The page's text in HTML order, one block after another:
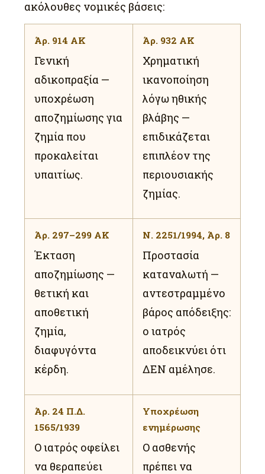
ακόλουθες νομικές βάσεις:
Άρ. 914 ΑΚ
Γενική
αδικοπραξία —
υποχρέωση
αποζημίωσης για
ζημία που
προκαλείται
υπαιτίως.
Άρ. 932 ΑΚ
Χρηματική
ικανοποίηση
λόγω ηθικής
βλάβης —
επιδικάζεται
επιπλέον της
περιουσιακής
ζημίας.
Άρ. 297–299 ΑΚ
Έκταση
αποζημίωσης —
θετική και
αποθετική
ζημία,
διαφυγόντα
κέρδη.
Ν. 2251/1994, Άρ. 8
Προστασία
καταναλωτή —
αντεστραμμένο
βάρος απόδειξης:
ο ιατρός
αποδεικνύει ότι
ΔΕΝ αμέλησε.
Άρ. 24 Π.Δ.
1565/1939
Ο ιατρός οφείλει
να θεραπεύει
Υποχρέωση
ενημέρωσης
Ο ασθενής
πρέπει να